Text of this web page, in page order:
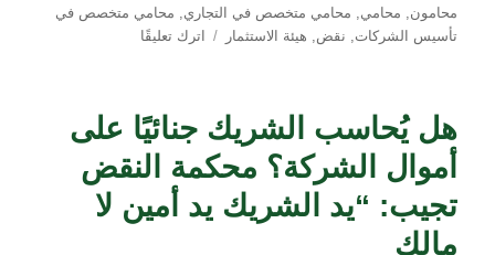
محامون, محامي, محامي متخصص في التجاري, محامي متخصص في
تأسيس الشركات, نقض, هيئة الاستثمار اترك تعليقًا
وجود
المشاركة
الشركاء
هل يُحاسب الشريك جنائيًا على
أموال الشركة؟ محكمة النقض
تجيب: “يد الشريك يد أمين لا
مالك